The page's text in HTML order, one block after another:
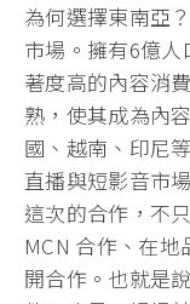
為何選擇東南亞
市場。擁有6億
著度高的內容消
熟，使其成為內
國、越南、印尼
直播與短影音市
這次的合作，不
MCN 合作、在
開合作。也就是